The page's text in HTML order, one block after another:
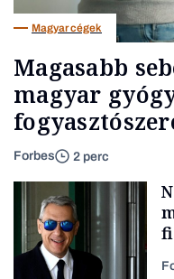
Magyar cégek
Magasabb
magyar
Forbes 2 perc